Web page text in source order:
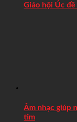
Giáo hội Úc
Âm nhạc giúp
tim